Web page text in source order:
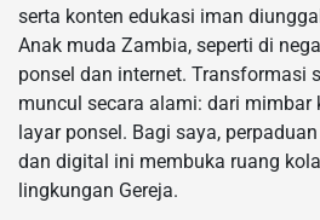
serta konten edukasi iman
Anak muda Zambia, seperti di
ponsel dan internet. Transformasi
muncul secara alami: dari mimbar
layar ponsel. Bagi saya,
dan digital ini membuka ruang
lingkungan Gereja.